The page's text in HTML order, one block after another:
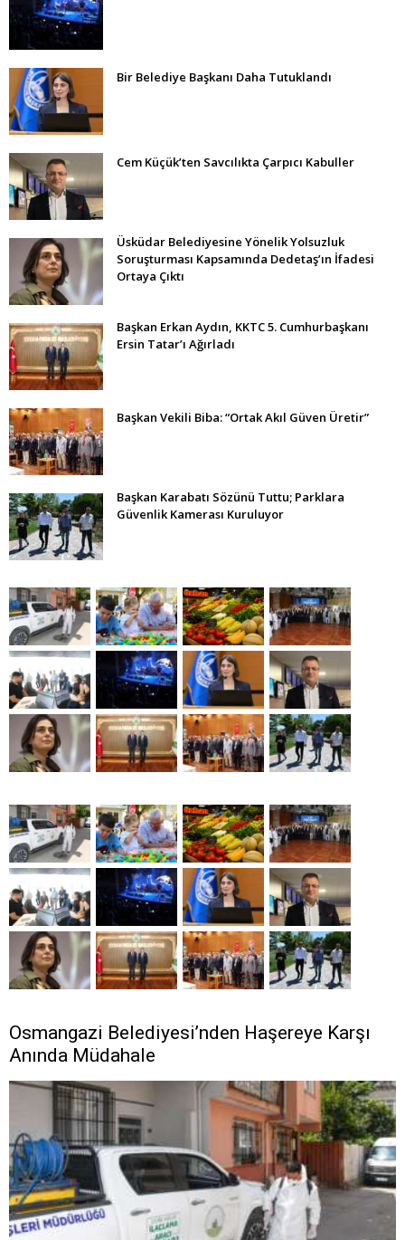
Bir Belediye Başkanı Daha Tutuklandı
Cem Küçük’ten Savcılıkta Çarpıcı Kabuller
Üsküdar Belediyesine Yönelik Yolsuzluk
Soruşturması Kapsamında Dedetaş’ın İfadesi
Ortaya Çıktı
Başkan Erkan Aydın, KKTC 5. Cumhurbaşkanı
Ersin Tatar’ı Ağırladı
Başkan Vekili Biba: “Ortak Akıl Güven Üretir”
Başkan Karabatı Sözünü Tuttu; Parklara
Güvenlik Kamerası Kuruluyor
Osmangazi Belediyesi’nden Haşereye Karşı
Anında Müdahale